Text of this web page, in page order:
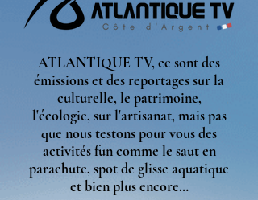
ATLANTIQUE TV, ce sont des
émissions et des reportages sur la
culturelle, le patrimoine,
l'écologie, sur l'artisanat, mais pas
que nous testons pour vous des
activités fun comme le saut en
parachute, spot de glisse aquatique
et bien plus encore…